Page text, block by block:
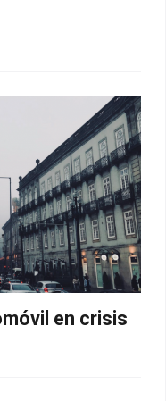
en crisis